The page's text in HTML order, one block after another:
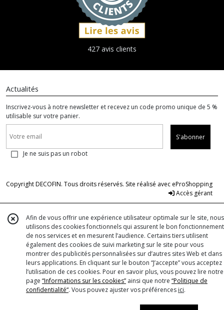
427 avis clients
Actualités
Inscrivez-vous à notre newsletter et recevez un code promo unique de 5 %
utilisable sur votre panier.
S'abonner
Je ne suis pas un robot
Copyright DECOFIN. Tous droits réservés. Site réalisé avec eProShopping
Accès gérant
Afin de vous offrir une expérience utilisateur optimale sur le site, nous
utilisons des cookies fonctionnels qui assurent le bon fonctionnement
de nos services et en mesurent l’audience. Certains tiers utilisent
également des cookies de suivi marketing sur le site pour vous
montrer des publicités personnalisées sur d’autres sites Web et dans
leurs applications. En cliquant sur le bouton “J’accepte” vous acceptez
l’utilisation de ces cookies. Pour en savoir plus, vous pouvez lire notre
page “Informations sur les cookies” ainsi que notre “Politique de
confidentialité“. Vous pouvez ajuster vos préférences ici.